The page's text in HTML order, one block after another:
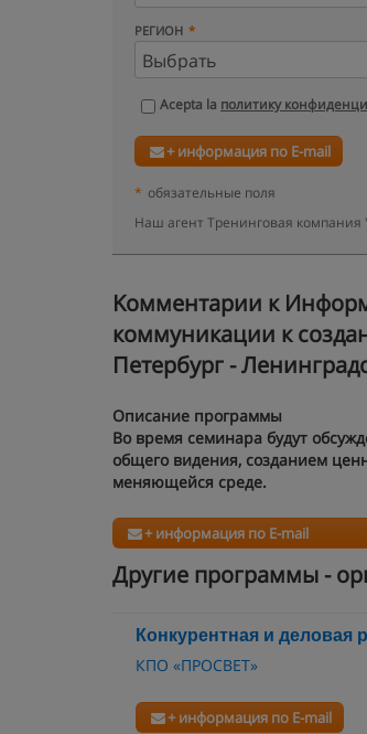
РЕГИОН
Acepta la политику
+ информация по E-mail
* обязательные поля
Наш агент Тренинговая компания
Kомментарии к
коммуникации к
Петербург -
Описание программы
Во время семинара будут
общего видения, созданием
меняющейся среде.
+ информация по E-mail
Другие программы -
Конкурентная и
КПО «ПРОСВЕТ»
+ информация по E-mail